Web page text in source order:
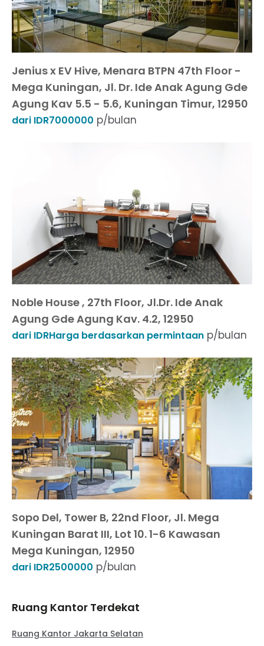
Jenius x EV Hive, Menara BTPN 47th Floor -
Mega Kuningan, Jl. Dr. Ide Anak Agung Gde
Agung Kav 5.5 - 5.6, Kuningan Timur, 12950
dari IDR7000000 p/bulan
Noble House , 27th Floor, Jl.Dr. Ide Anak
Agung Gde Agung Kav. 4.2, 12950
dari IDRHarga berdasarkan permintaan p/bulan
Sopo Del, Tower B, 22nd Floor, Jl. Mega
Kuningan Barat III, Lot 10. 1-6 Kawasan
Mega Kuningan, 12950
dari IDR2500000 p/bulan
Ruang Kantor Terdekat
Ruang Kantor Jakarta Selatan